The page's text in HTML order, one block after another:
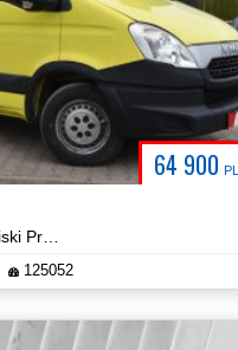
64 900
125052